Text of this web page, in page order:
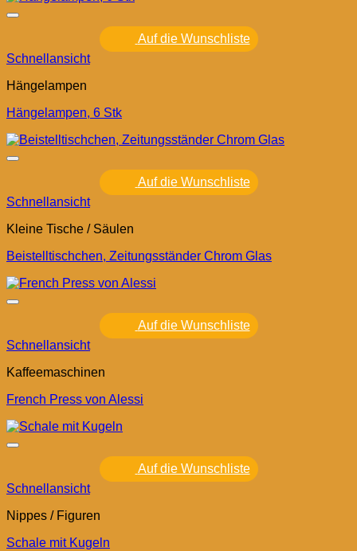
Auf die Wunschliste
Schnellansicht
Hängelampen
Hängelampen, 6 Stk
Auf die Wunschliste
Schnellansicht
Kleine Tische / Säulen
Beistelltischchen, Zeitungsständer Chrom Glas
Auf die Wunschliste
Schnellansicht
Kaffeemaschinen
French Press von Alessi
Auf die Wunschliste
Schnellansicht
Nippes / Figuren
Schale mit Kugeln